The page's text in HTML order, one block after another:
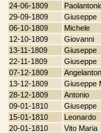
24-06-1809
29-09-1809
Giuseppe
06-10-1809
Michele
12-10-1809
Giovanni
13-11-1809
Giuseppe
22-11-1809
Giuseppe
07-12-1809
13-12-1809
Giuseppe
28-12-1809
Antonio
09-01-1810
Giuseppe
15-01-1810
Leonardo
20-01-1810
Vito Maria